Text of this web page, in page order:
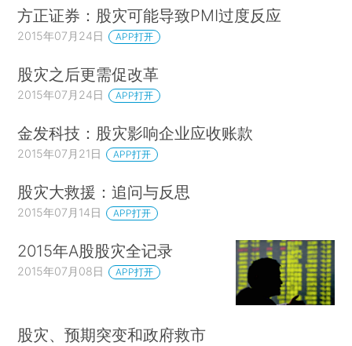
方正证券：股灾可能导致PMI过度反应
2015年07月24日 APP打开
股灾之后更需促改革
2015年07月24日 APP打开
金发科技：股灾影响企业应收账款
2015年07月21日 APP打开
股灾大救援：追问与反思
2015年07月14日 APP打开
2015年A股股灾全记录
2015年07月08日 APP打开
股灾、预期突变和政府救市